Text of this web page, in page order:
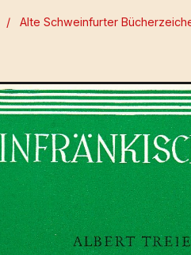
/ Alte Schweinfurter